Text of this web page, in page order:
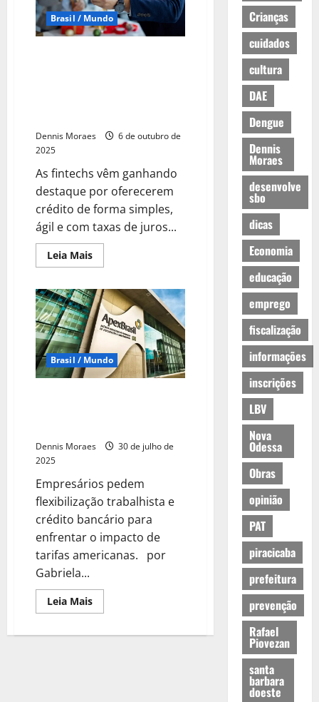
Brasil / Mundo
Dennis Moraes
6 de outubro de
2025
As fintechs vêm ganhando
destaque por oferecerem
crédito de forma simples,
ágil e com taxas de juros...
Leia Mais
Brasil / Mundo
Dennis Moraes
30 de julho de
2025
Empresários pedem
flexibilização trabalhista e
crédito bancário para
enfrentar o impacto de
tarifas americanas. por
Gabriela...
Leia Mais
Crianças
cuidados
cultura
DAE
Dengue
Dennis
Moraes
desenvolve
sbo
dicas
Economia
educação
emprego
fiscalização
informações
inscrições
LBV
Nova
Odessa
Obras
opinião
PAT
piracicaba
prefeitura
prevenção
Rafael
Piovezan
santa
barbara
doeste